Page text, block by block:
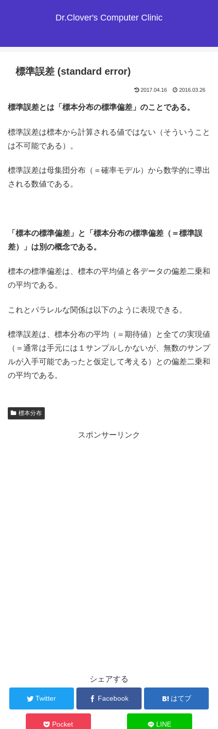
Dr.Clover's Computer Clinic
標準誤差 (standard error)
2017.04.16 2016.03.26
標準誤差とは「標本分布の標準偏差」のことである。
標準誤差は標本から計算される値ではない（そういうこと
は不可能である）。
標準誤差は母集団分布（＝確率モデル）から数学的に導出
される数値である。
「標本の標準偏差」と「標本分布の標準偏差（＝標準誤
差）」は別の概念である。
標本の標準偏差は、標本の平均値と各データの偏差二乗和
の平均である。
これとパラレルな関係は以下のように表現できる。
標準誤差は、標本分布の平均（＝期待値）と全ての実現値
（＝通常は手元には１サンプルしかないが、無数のサンプ
ルが入手可能であったと仮定して考える）との偏差二乗和
の平均である。
標本分布
スポンサーリンク
シェアする
Twitter Facebook はてブ
Pocket LINE